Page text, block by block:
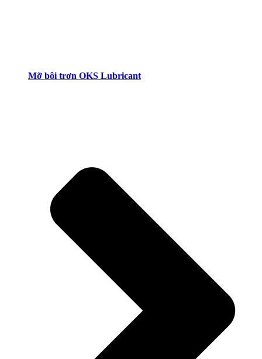
Mỡ bôi trơn OKS Lubricant